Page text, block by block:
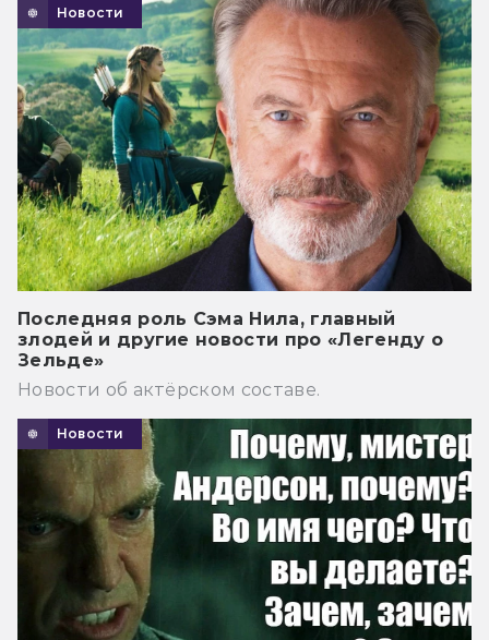
Новости
Последняя роль Сэма Нила, главный
злодей и другие новости про «Легенду о
Зельде»
Новости об актёрском составе.
Новости